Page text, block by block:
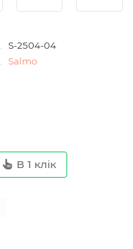
S-2504-04
Salmo
В 1 клік